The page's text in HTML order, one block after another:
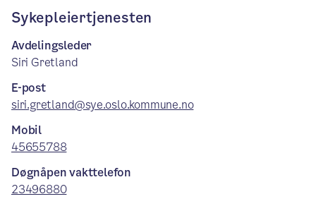
Sykepleiertjenesten
Avdelingsleder
Siri Gretland
E-post
siri.gretland@sye.oslo.kommune.no
Mobil
45655788
Døgnåpen vakttelefon
23496880